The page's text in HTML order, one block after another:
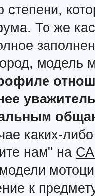
То же
модель
каких-
нам" на
к